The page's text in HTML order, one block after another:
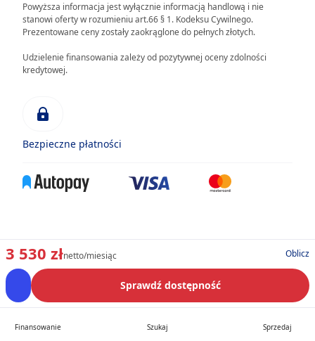
3 530 złnetto/miesiąc Oblicz
Sprawdź dostępność
Powyższa informacja jest wyłącznie informacją handlową i nie
stanowi oferty w rozumieniu art.66 § 1. Kodeksu Cywilnego.
Prezentowane ceny zostały zaokrąglone do pełnych złotych.
Udzielenie finansowania zależy od pozytywnej oceny zdolności
kredytowej.
Bezpieczne płatności
Finansowanie Szukaj Sprzedaj